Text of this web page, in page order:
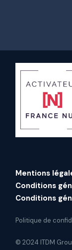
Mentions
Conditions
Conditions
Politique de
© 2024 ITDM